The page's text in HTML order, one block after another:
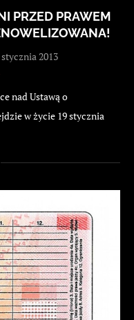
PRZED PRAWEM
2013
nad Ustawą o
w życie 19 stycznia